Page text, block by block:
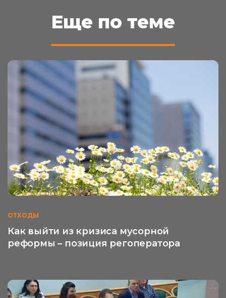
Еще по теме
ОТХОДЫ
Как выйти из кризиса мусорной
реформы – позиция регоператора